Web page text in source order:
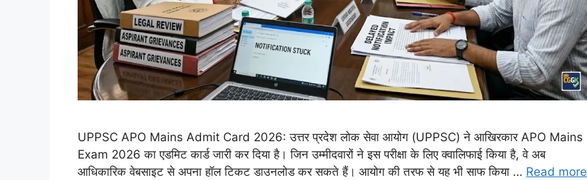
UPPSC APO Mains Admit Card 2026: उत्तर प्रदेश लोक सेवा आयोग (UPPSC) ने आखिरकार APO Mains
Exam 2026 का एडमिट कार्ड जारी कर दिया है। जिन उम्मीदवारों ने इस परीक्षा के लिए क्वालिफाई किया है, वे अब
आधिकारिक वेबसाइट से अपना हॉल टिकट डाउनलोड कर सकते हैं। आयोग की तरफ से यह भी साफ किया … Read more